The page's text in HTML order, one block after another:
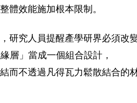
體效能施加根本限制。
研究人員提醒產學研界必須改
層」當成一個組合設計，
而不透過凡得瓦力鬆散結合的